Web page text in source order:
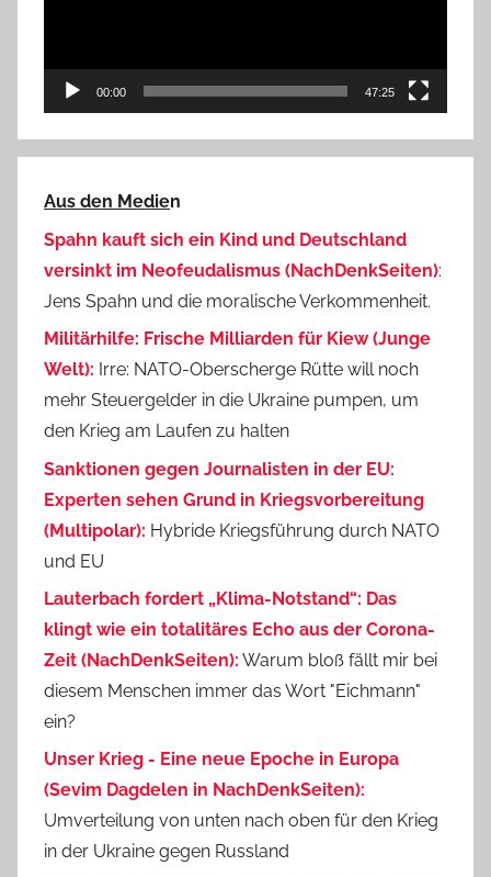
00:00 47:25
Aus den Medien
Spahn kauft sich ein Kind und Deutschland
versinkt im Neofeudalismus (NachDenkSeiten):
Jens Spahn und die moralische Verkommenheit.
Militärhilfe: Frische Milliarden für Kiew (Junge
Welt): Irre: NATO-Oberscherge Rütte will noch
mehr Steuergelder in die Ukraine pumpen, um
den Krieg am Laufen zu halten
Sanktionen gegen Journalisten in der EU:
Experten sehen Grund in Kriegsvorbereitung
(Multipolar): Hybride Kriegsführung durch NATO
und EU
Lauterbach fordert „Klima-Notstand“: Das
klingt wie ein totalitäres Echo aus der Corona-
Zeit (NachDenkSeiten): Warum bloß fällt mir bei
diesem Menschen immer das Wort "Eichmann"
ein?
Unser Krieg - Eine neue Epoche in Europa
(Sevim Dagdelen in NachDenkSeiten):
Umverteilung von unten nach oben für den Krieg
in der Ukraine gegen Russland